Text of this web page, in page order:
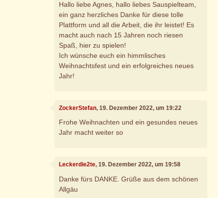
Hallo liebe Agnes, hallo liebes Sauspielteam,
ein ganz herzliches Danke für diese tolle
Plattform und all die Arbeit, die ihr leistet! Es
macht auch nach 15 Jahren noch riesen
Spaß, hier zu spielen!
Ich wünsche euch ein himmlisches
Weihnachtsfest und ein erfolgreiches neues
Jahr!
ZockerStefan, 19. Dezember 2022, um 19:22
Frohe Weihnachten und ein gesundes neues
Jahr macht weiter so
Leckerdie2te, 19. Dezember 2022, um 19:58
Danke fürs DANKE. Grüße aus dem schönen
Allgäu